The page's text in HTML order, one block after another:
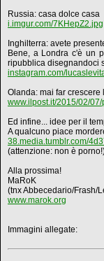
Russia: casa dolce casa
i.imgur.com/7KHepZ2.jpg
Inghilterra: avete
Bene, a Londra c'è un
ripubblica disegnandoci
instagram.com/
Olanda: mai far
www.ilpost.it/2015/02/
Ed infine... idee per il
A qualcuno piace
38.media.tumblr.com/
(attenzione: non è
Alla prossima!
MaRoK
(tnx Abbecedario/Frash/
www.marok.org
Immagini allegate: